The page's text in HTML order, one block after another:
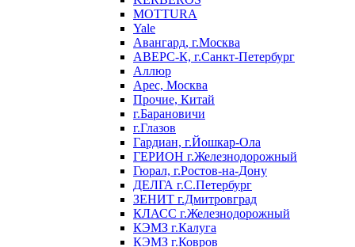
MOTTURA
Yale
Авангард, г.Москва
АВЕРС-К, г.Санкт-Петербург
Аллюр
Арес, Москва
Прочие, Китай
г.Барановичи
г.Глазов
Гардиан, г.Йошкар-Ола
ГЕРИОН г.Железнодорожный
Гюрал, г.Ростов-на-Дону
ДЕЛГА г.С.Петербург
ЗЕНИТ г.Дмитровград
КЛАСС г.Железнодорожный
КЭМЗ г.Калуга
КЭМЗ г.Ковров